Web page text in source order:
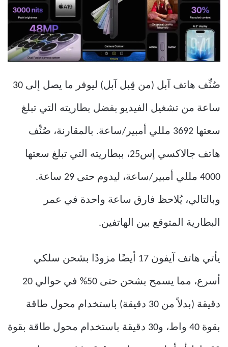
صُنِّف هاتف آبل (من قِبل آبل) ليوفر ما يصل إلى 30
ساعة من تشغيل الفيديو بفضل بطاريته التي تبلغ
سعتها 3692 مللي أمبير/ساعة. بالمقارنة، صُنِّف
هاتف جالاكسي إس25، ببطاريته التي تبلغ سعتها
4000 مللي أمبير/ساعة، ليدوم حتى 29 ساعة.
وبالتالي، يُلاحظ فارق ساعة واحدة في عمر
البطارية المتوقع بين الهاتفين.
يأتي هاتف آيفون 17 أيضًا مزودًا بشحن سلكي
أسرع، مما يسمح بشحن حتى 50% في حوالي 20
دقيقة (بدلاً من 30 دقيقة) باستخدام محول طاقة
بقوة 40 واط، و30 دقيقة باستخدام محول طاقة بقوة